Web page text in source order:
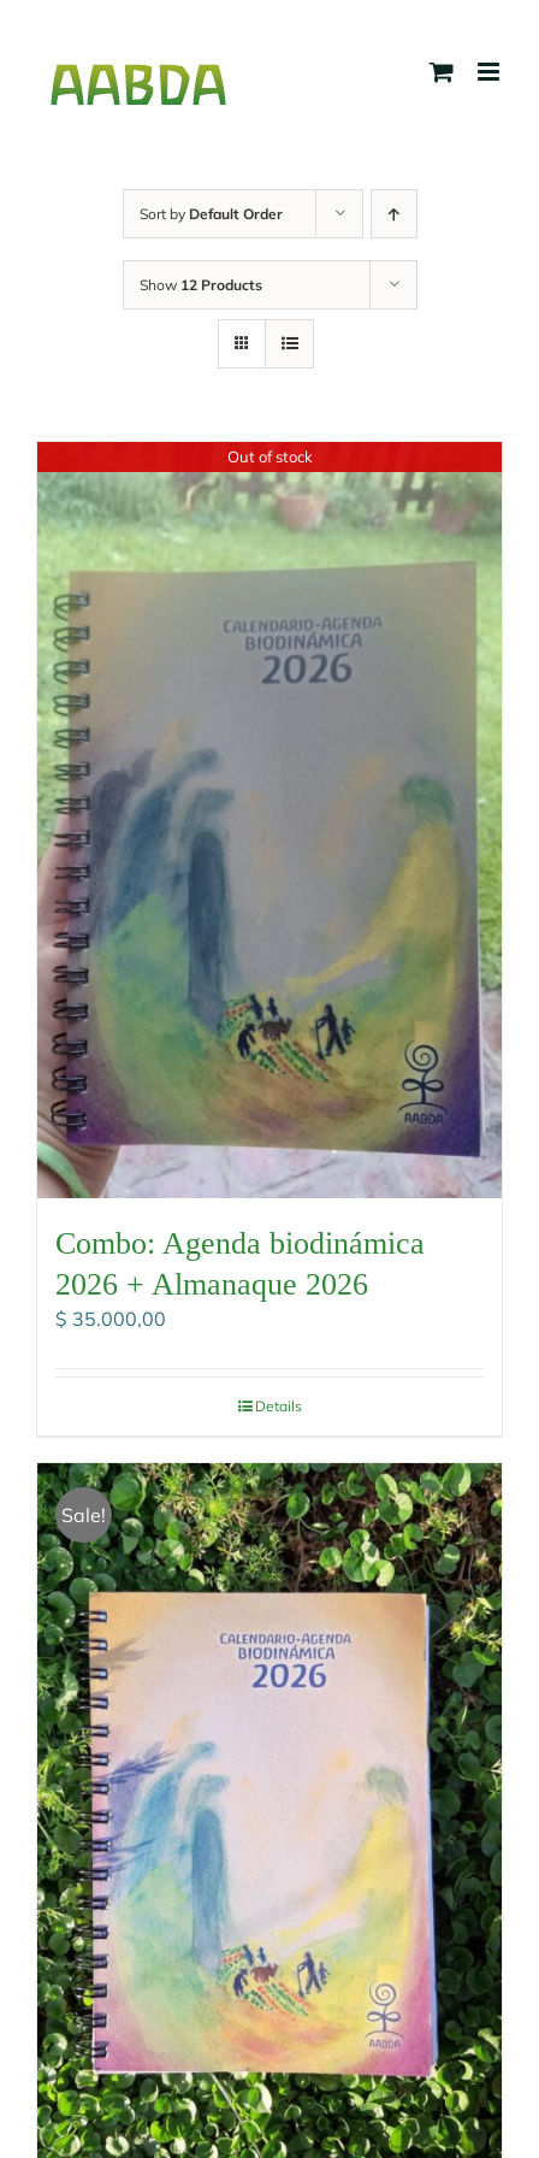
content
Sort by Default Order
Show 12 Products
Out of stock
Combo: Agenda biodinámica
2026 + Almanaque 2026
$ 35.000,00
Details
Sale!